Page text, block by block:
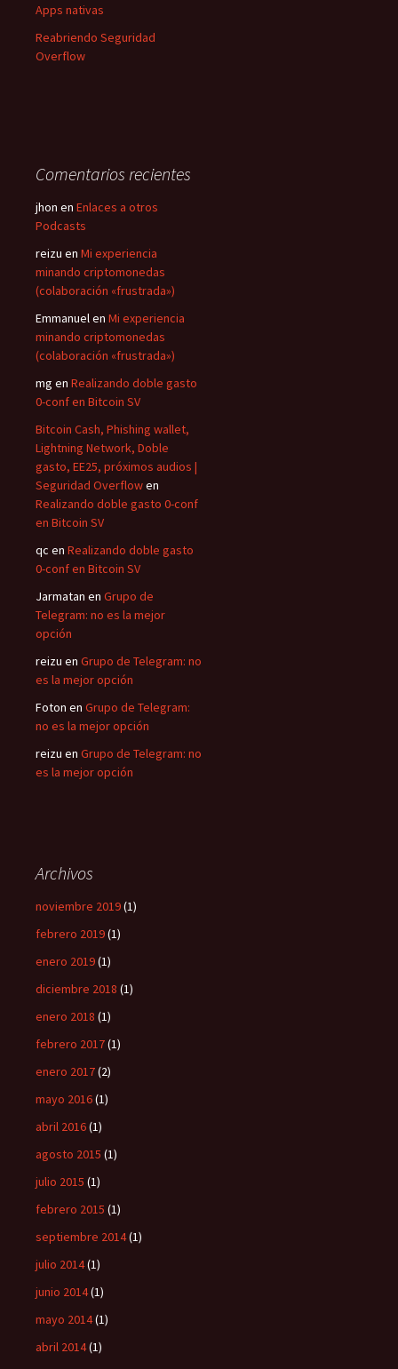
Apps nativas
Reabriendo Seguridad
Overflow
Comentarios recientes
jhon en Enlaces a otros
Podcasts
reizu en Mi experiencia
minando criptomonedas
(colaboración «frustrada»)
Emmanuelen Mi experiencia
minando criptomonedas
(colaboración «frustrada»)
mg en Realizando doble gasto
0-conf en Bitcoin SV
Bitcoin Cash, Phishing wallet,
Lightning Network, Doble
gasto, EE25, próximos audios |
Seguridad Overflowen
Realizando doble gasto 0-conf
en Bitcoin SV
qc en Realizando doble gasto
0-conf en Bitcoin SV
Jarmatan en Grupo de
Telegram: no es la mejor
opción
reizu en Grupo de Telegram: no
es la mejor opción
Foton en Grupo de Telegram:
no es la mejor opción
reizu en Grupo de Telegram: no
es la mejor opción
Archivos
noviembre 2019(1)
febrero 2019(1)
enero 2019(1)
diciembre 2018 (1)
enero 2018 (1)
febrero 2017(1)
enero 2017(2)
mayo 2016(1)
abril 2016(1)
agosto 2015 (1)
julio 2015 (1)
febrero 2015 (1)
septiembre 2014(1)
julio 2014(1)
junio 2014(1)
mayo 2014(1)
abril 2014(1)